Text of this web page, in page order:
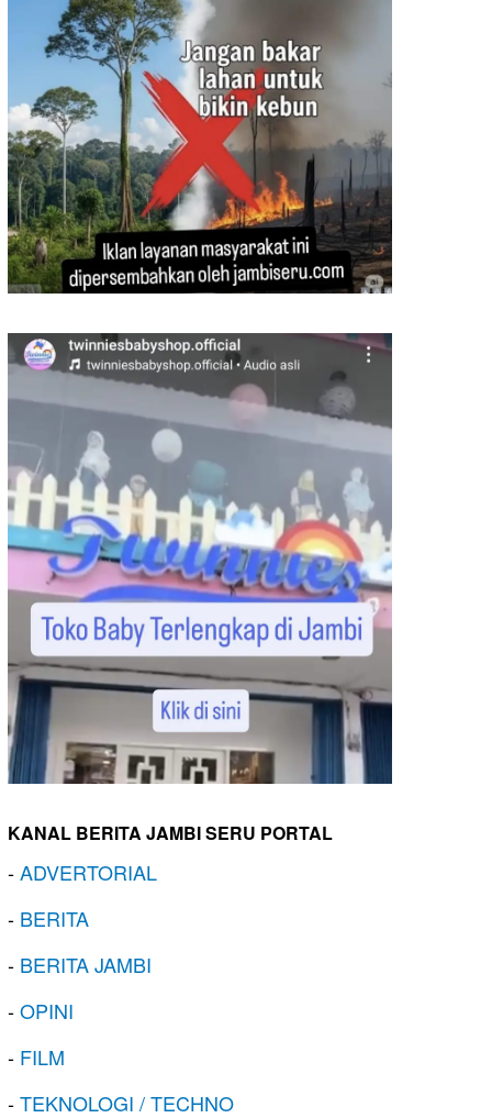
KANAL BERITA JAMBI SERU PORTAL
-ADVERTORIAL
- BERITA
- BERITA JAMBI
-OPINI
- FILM
-TEKNOLOGI / TECHNO